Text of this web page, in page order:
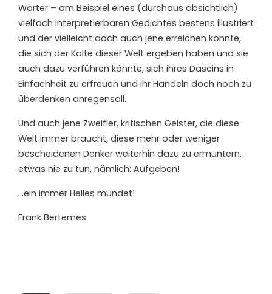
Wörter – am Beispiel eines (durchaus absichtlich)
vielfach interpretierbaren Gedichtes bestens illustriert
und der vielleicht doch auch jene erreichen könnte,
die sich der Kälte dieser Welt ergeben haben und sie
auch dazu verführen könnte, sich ihres Daseins in
Einfachheit zu erfreuen und ihr Handeln doch noch zu
überdenken anregensoll.
Und auch jene Zweifler, kritischen Geister, die diese
Welt immer braucht, diese mehr oder weniger
bescheidenen Denker weiterhin dazu zu ermuntern,
etwas nie zu tun, nämlich: Aufgeben!
…ein immer Helles mündet!
Frank Bertemes